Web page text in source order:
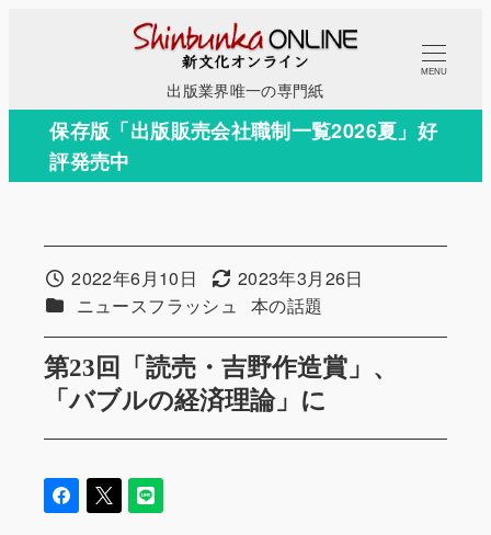
コ
テ
出版業界唯一の専門紙
MENU
保存版「出版販売会社職制一覧2026夏」好
評発売中
第23回「読売・吉野作造賞」、
「バブルの経済理論」に
投稿日2022年6月10日 更新日2023年3月26日
カテゴリー
ニュースフラッシュ カテゴリー
本の話題